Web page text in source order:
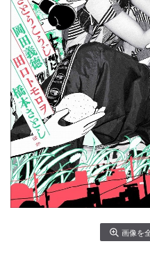
画像を